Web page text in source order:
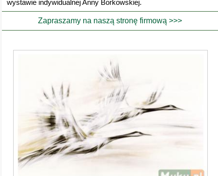
wystawie indywidualnej Anny Borkowskiej.
Zapraszamy na naszą stronę firmową >>>